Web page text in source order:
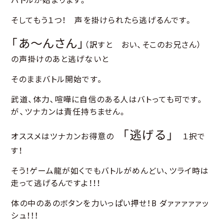
そしてもう１つ！ 声を掛けられたら逃げるんです。
「あ～んさん」 （訳すと おい、そこのお兄さん）
の声掛けのあと逃げないと
そのままバトル開始です。
武道、体力、喧嘩に自信のある人はバトっても可です。
が、ツナカンは責任持ちません。
オススメはツナカンお得意の 「逃げる」
１択で
す！
そう！ゲーム龍が如くでもバトルがめんどい、ツライ時は
走って逃げるんですよ！！！
体の中のあのボタンを力いっぱい押せ！B ダァァァァァッ
シュ！！！